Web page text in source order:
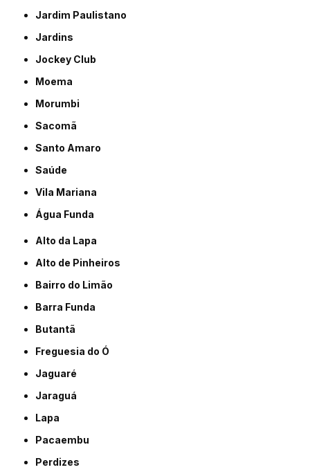
Jardim Paulistano
Jardins
Jockey Club
Moema
Morumbi
Sacomã
Santo Amaro
Saúde
Vila Mariana
Água Funda
Alto da Lapa
Alto de Pinheiros
Bairro do Limão
Barra Funda
Butantã
Freguesia do Ó
Jaguaré
Jaraguá
Lapa
Pacaembu
Perdizes